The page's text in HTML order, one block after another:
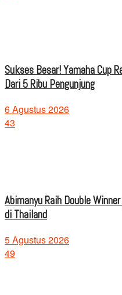
Sukses Besar! Yamaha Cup
Dari 5 Ribu Pengunjung
6 Agustus 2026
43
Abimanyu Raih Double
di Thailand
5 Agustus 2026
49